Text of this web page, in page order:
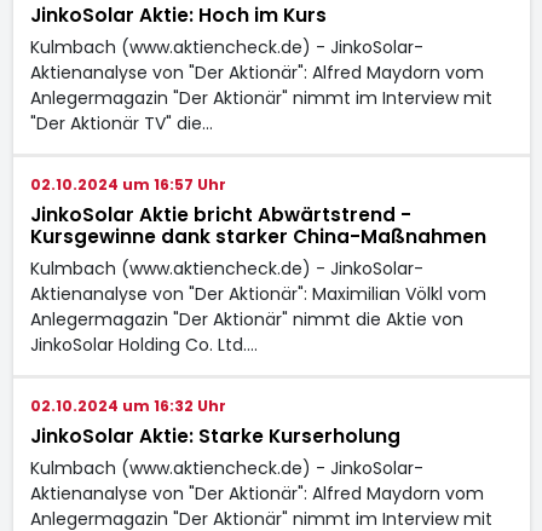
JinkoSolar Aktie: Hoch im Kurs
Kulmbach (www.aktiencheck.de) - JinkoSolar-
Aktienanalyse von "Der Aktionär": Alfred Maydorn vom
Anlegermagazin "Der Aktionär" nimmt im Interview mit
"Der Aktionär TV" die…
02.10.2024 um 16:57 Uhr
JinkoSolar Aktie bricht Abwärtstrend -
Kursgewinne dank starker China-Maßnahmen
Kulmbach (www.aktiencheck.de) - JinkoSolar-
Aktienanalyse von "Der Aktionär": Maximilian Völkl vom
Anlegermagazin "Der Aktionär" nimmt die Aktie von
JinkoSolar Holding Co. Ltd.…
02.10.2024 um 16:32 Uhr
JinkoSolar Aktie: Starke Kurserholung
Kulmbach (www.aktiencheck.de) - JinkoSolar-
Aktienanalyse von "Der Aktionär": Alfred Maydorn vom
Anlegermagazin "Der Aktionär" nimmt im Interview mit